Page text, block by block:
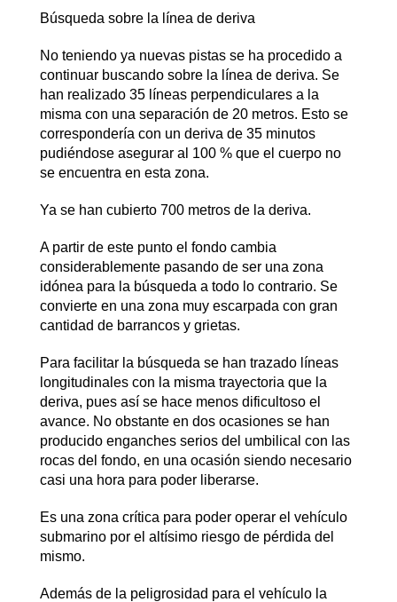
Búsqueda sobre la línea de deriva
No teniendo ya nuevas pistas se ha procedido a
continuar buscando sobre la línea de deriva. Se
han realizado 35 líneas perpendiculares a la
misma con una separación de 20 metros. Esto se
correspondería con un deriva de 35 minutos
pudiéndose asegurar al 100 % que el cuerpo no
se encuentra en esta zona.
Ya se han cubierto 700 metros de la deriva.
A partir de este punto el fondo cambia
considerablemente pasando de ser una zona
idónea para la búsqueda a todo lo contrario. Se
convierte en una zona muy escarpada con gran
cantidad de barrancos y grietas.
Para facilitar la búsqueda se han trazado líneas
longitudinales con la misma trayectoria que la
deriva, pues así se hace menos dificultoso el
avance. No obstante en dos ocasiones se han
producido enganches serios del umbilical con las
rocas del fondo, en una ocasión siendo necesario
casi una hora para poder liberarse.
Es una zona crítica para poder operar el vehículo
submarino por el altísimo riesgo de pérdida del
mismo.
Además de la peligrosidad para el vehículo la